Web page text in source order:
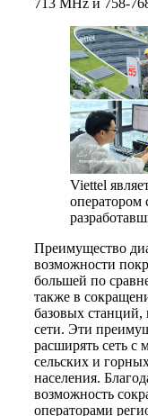
713 MHz и 758-
Viettel
оператором
Преимущество
возможности
большей по
также в
базовых станций,
сети. Эти
расширять сеть с
сельских и
населения.
возможность
операторами